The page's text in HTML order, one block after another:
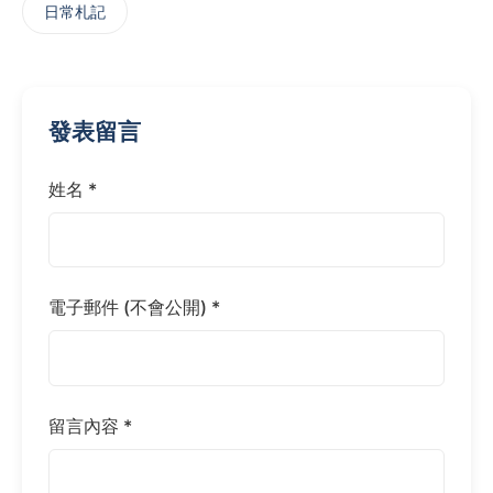
日常札記
發表留言
姓名 *
電子郵件 (不會公開) *
留言內容 *